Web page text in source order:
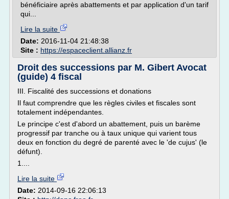
bénéficiaire après abattements et par application d'un tarif
qui...
Lire la suite
Date: 2016-11-04 21:48:38
Site : https://espaceclient.allianz.fr
Droit des successions par M. Gibert Avocat
(guide) 4 fiscal
III. Fiscalité des successions et donations
Il faut comprendre que les règles civiles et fiscales sont
totalement indépendantes.
Le principe c'est d'abord un abattement, puis un barème
progressif par tranche ou à taux unique qui varient tous
deux en fonction du degré de parenté avec le 'de cujus' (le
défunt).
1....
Lire la suite
Date: 2014-09-16 22:06:13